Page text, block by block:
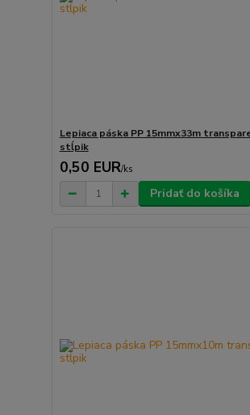
Lepiaca páska PP 15mmx33m
stĺpik
0,50 EUR/ks
Pridať do košíka